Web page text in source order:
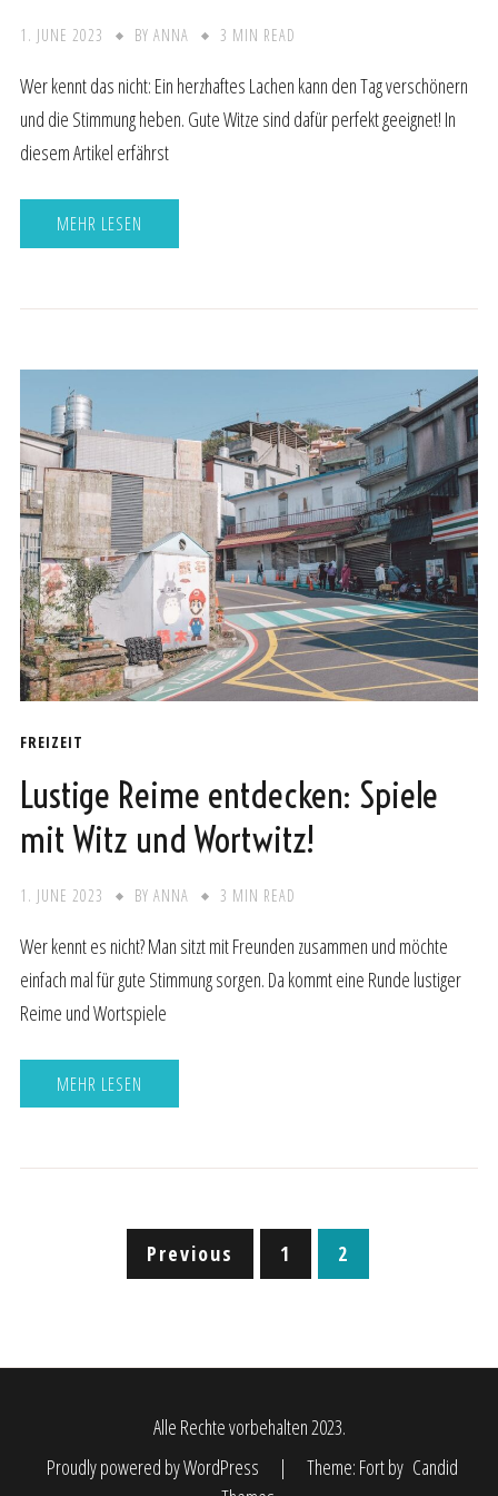
1. JUNE 2023 BY ANNA 3 MIN READ
Wer kennt das nicht: Ein herzhaftes Lachen kann den Tag verschönern
und die Stimmung heben. Gute Witze sind dafür perfekt geeignet! In
diesem Artikel erfährst
MEHR LESEN
FREIZEIT
Lustige Reime entdecken: Spiele
mit Witz und Wortwitz!
1. JUNE 2023 BY ANNA 3 MIN READ
Wer kennt es nicht? Man sitzt mit Freunden zusammen und möchte
einfach mal für gute Stimmung sorgen. Da kommt eine Runde lustiger
Reime und Wortspiele
MEHR LESEN
Previous 1 2
Alle Rechte vorbehalten 2023.
Proudly powered by WordPress
| Theme: Fort by Candid